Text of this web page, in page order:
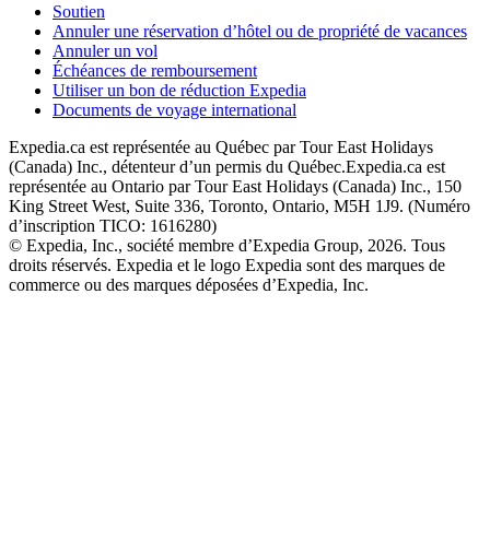
Soutien
Annuler une réservation d’hôtel ou de propriété de vacances
Annuler un vol
Échéances de remboursement
Utiliser un bon de réduction Expedia
Documents de voyage international
Expedia.ca est représentée au Québec par Tour East Holidays
(Canada) Inc., détenteur d’un permis du Québec.Expedia.ca est
représentée au Ontario par Tour East Holidays (Canada) Inc., 150
King Street West, Suite 336, Toronto, Ontario, M5H 1J9. (Numéro
d’inscription TICO: 1616280)
© Expedia, Inc., société membre d’Expedia Group, 2026. Tous
droits réservés. Expedia et le logo Expedia sont des marques de
commerce ou des marques déposées d’Expedia, Inc.